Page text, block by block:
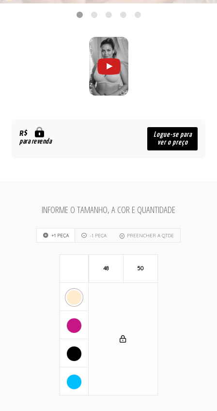
R$
para revenda
Logue-se para
ver o preço
INFORME O TAMANHO, A COR E QUANTIDADE
+1 PEÇA -1 PEÇA PREENCHER A QTDE
48 50